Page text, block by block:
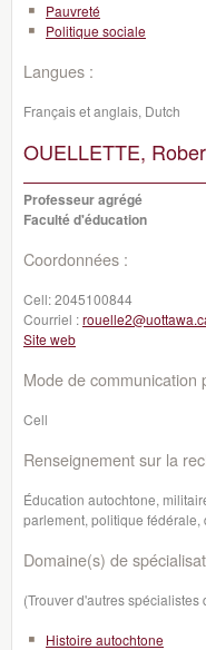
Pauvreté
Politique sociale
Langues :
Français et anglais, Dutch
OUELLETTE,
Professeur agrégé
Faculté d'éducation
Coordonnées :
Cell:2045100844
Courriel :
Site web
Mode de communication
Cell
Renseignement sur la
Éducation autochtone,
parlement, politique
Domaine(s) de
(Trouver d'autres spécialistes
Histoire autochtone